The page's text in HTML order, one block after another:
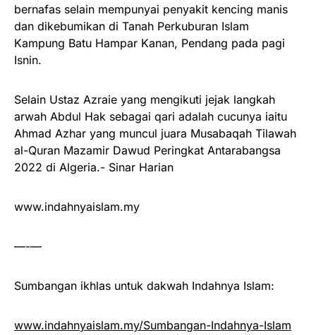
bernafas selain mempunyai penyakit kencing manis
dan dikebumikan di Tanah Perkuburan Islam
Kampung Batu Hampar Kanan, Pendang pada pagi
Isnin.
Selain Ustaz Azraie yang mengikuti jejak langkah
arwah Abdul Hak sebagai qari adalah cucunya iaitu
Ahmad Azhar yang muncul juara Musabaqah Tilawah
al-Quran Mazamir Dawud Peringkat Antarabangsa
2022 di Algeria.- Sinar Harian
www.indahnyaislam.my
—-—
Sumbangan ikhlas untuk dakwah Indahnya Islam:
www.indahnyaislam.my/Sumbangan-Indahnya-Islam